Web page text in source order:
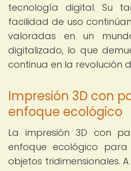
tecnología digital. Su
facilidad de uso
valoradas en un
digitalizado, lo que
continua en la revolución
Impresión 3D con
enfoque ecológico
La impresión 3D con
enfoque ecológico
objetos tridimensionales.